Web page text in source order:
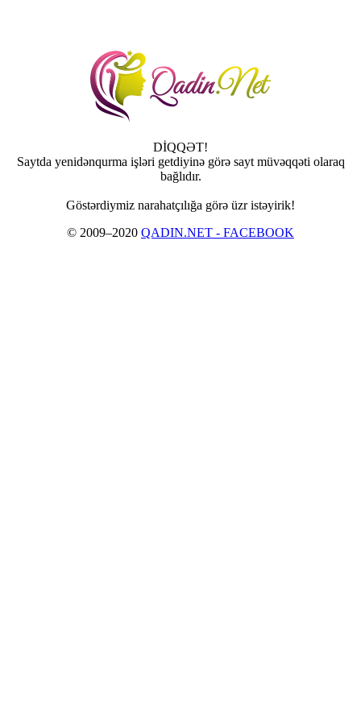
DİQQƏT!
Saytda yenidənqurma işləri getdiyinə görə sayt müvəqqəti olaraq
bağlıdır.
Göstərdiymiz narahatçılığa görə üzr istəyirik!
© 2009–2020 QADIN.NET - FACEBOOK